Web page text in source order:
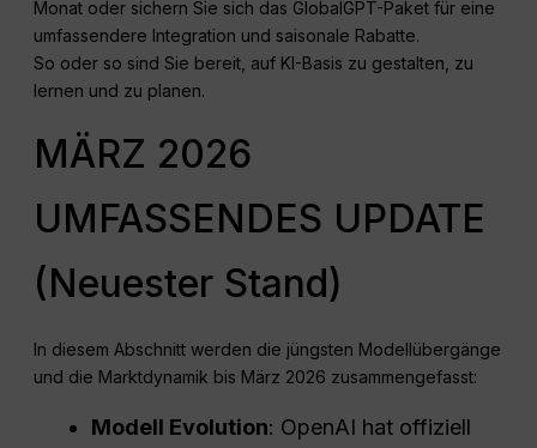
Monat oder sichern Sie sich das GlobalGPT-Paket für eine
umfassendere Integration und saisonale Rabatte.
So oder so sind Sie bereit, auf KI-Basis zu gestalten, zu
lernen und zu planen.
MÄRZ 2026
UMFASSENDES UPDATE
(Neuester Stand)
In diesem Abschnitt werden die jüngsten Modellübergänge
und die Marktdynamik bis März 2026 zusammengefasst:
Modell Evolution: OpenAI hat offiziell